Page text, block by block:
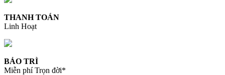
THANH TOÁN
Linh Hoạt
BẢO TRÌ
Miễn phí Trọn đời*